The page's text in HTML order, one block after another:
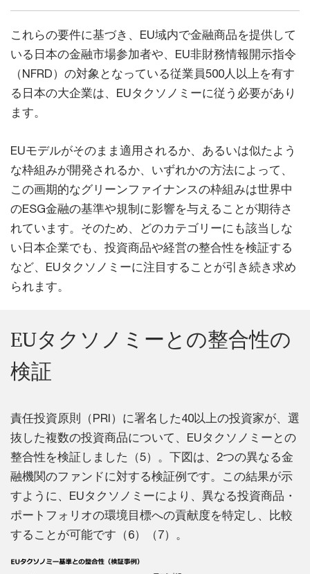
これらの要件に基づき、EU域内で金融商品を提供して
いる日本の金融市場参加者や、EU非財務情報開示指令
（NFRD）の対象となっている従業員500人以上を有す
る日本の大企業は、EUタクソノミーに従う必要があり
ます。
EUモデルがそのまま適用されるか、あるいは似たよう
な枠組みが開発されるか、いずれかの方法によって、
この画期的なグリーンファイナンスの枠組みは世界中
のESG金融の基準や規制に影響を与えることが期待さ
れています。そのため、どのカテゴリーにも該当しな
い日本企業でも、投資商品や経営の整合性を検証する
など、EUタクソノミーに注目することが引き続き求め
られます。
EUタクソノミーとの整合性の
検証
責任投資原則（PRI）に署名した40以上の投資家が、選
抜した複数の投資商品について、EUタクソノミーとの
整合性を検証しました（5）。下図は、2つの異なる金
融機関のファンドに対する検証例です。この結果が示
すように、EUタクソノミーにより、異なる投資商品・
ポートフォリオの環境目標への貢献度を特定し、比較
することが可能です（6）（7）。